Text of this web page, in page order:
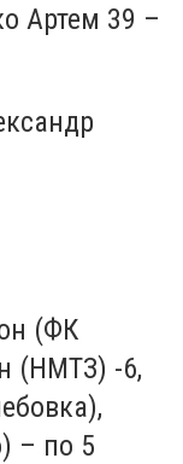
Артем 39 –
(ФК
(НМТЗ) -6,
– по 5